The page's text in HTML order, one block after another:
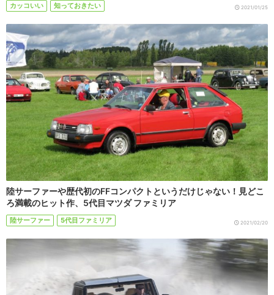
カッコいい 知っておきたい 2021/01/25
陸サーファーや歴代初のFFコンパクトというだけじゃない！見どこ
ろ満載のヒット作、5代目マツダ ファミリア
陸サーファー 5代目ファミリア 2021/02/20